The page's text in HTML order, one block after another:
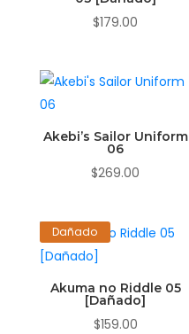
$179.00
Akebi’s Sailor Uniform
06
$269.00
Dañado
Akuma no Riddle 05
[Dañado]
$159.00